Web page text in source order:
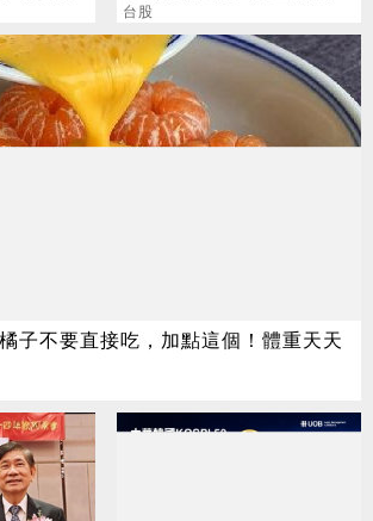
漲停
台股
子不要直接吃，加點這個！體重天天